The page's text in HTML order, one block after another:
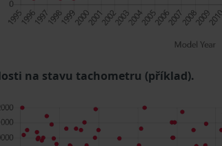
na stavu tachometru (příklad).